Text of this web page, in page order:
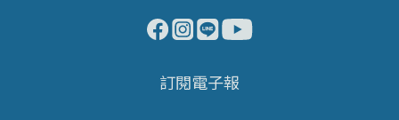
訂閱電子報